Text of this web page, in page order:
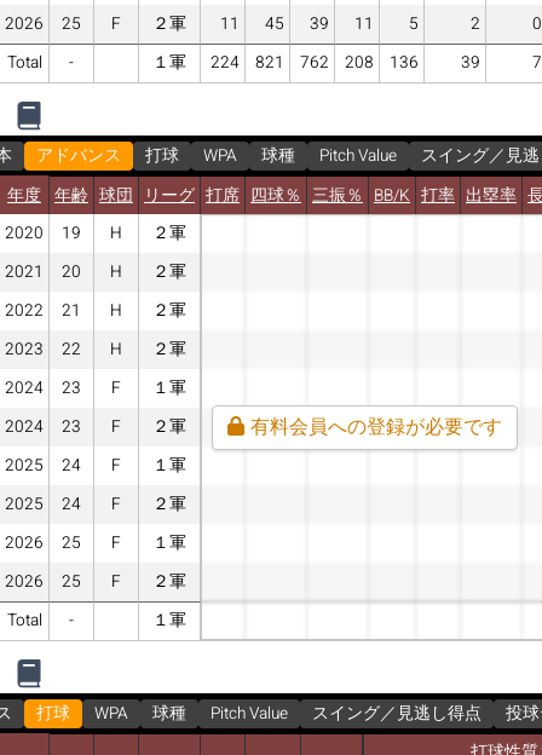
2026
25 F ２軍 11 45 39 11 5 2
0
Total
- １軍 224 821 762 208 136 39 7
アドバンス 打球 WPA 球種 Pitch Value
スイング／見
年度 年齢 球団 リーグ 打席 四球％ 三振％ BB/K 打率 出塁率
2020
19 H
２軍
2021
20 H
２軍
2022
21 H
２軍
2023
22 H
２軍
2024
23 F
１軍
2024
23 F
２軍
2025
24 F
１軍
2025
24 F
２軍
2026
25 F
１軍
2026
25 F
２軍
Total
- １軍
有料会員への登録が必要です
打球 WPA 球種 Pitch Value スイング／見逃し得点
投